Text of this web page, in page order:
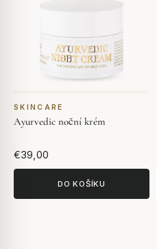
SKINCARE
Ayurvedic noční krém
€39,00
DO KOŠÍKU